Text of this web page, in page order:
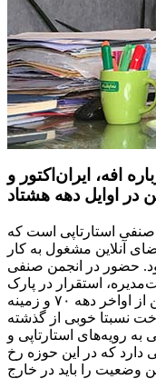
افه، ایران‌اکتور و
در اوایل دهه هشتاد
صنفی استارتاپی است که
آنلاین مشغول به کار
حضور در انجمن صنفی
استقرار در پارک
فناوری پردیس، فعالیت در فضای آنلاین از اواخر دهه ۷۰ و زمینه
نسبتا خوبی از گذشته
به رویه‌های استارتاپی و
دارد که در این حوزه رخ
وضعیت را باید در خارج